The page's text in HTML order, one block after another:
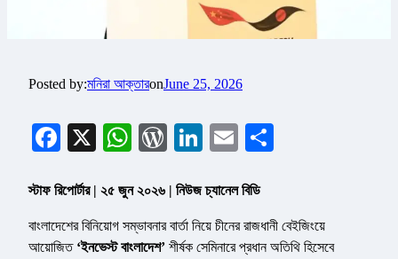
Posted by:মনিরা আক্তারonJune 25, 2026
Facebook
X WhatsApp
WordPress
LinkedIn
Email
স্টাফ রিপোর্টার | ২৫ জুন ২০২৬ | নিউজ চ্যানেল বিডি
বাংলাদেশের বিনিয়োগ সম্ভাবনার বার্তা নিয়ে চীনের রাজধানী বেইজিংয়ে
আয়োজিত ‘ইনভেস্ট বাংলাদেশ’ শীর্ষক সেমিনারে প্রধান অতিথি হিসেবে